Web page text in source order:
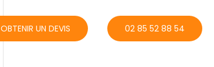
OBTENIR UN DEVIS 02 85 52 88 54